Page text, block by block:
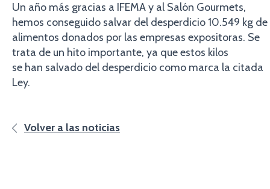
Un año más gracias a IFEMA y al Salón Gourmets,
hemos conseguido salvar del desperdicio 10.549 kg de
alimentos donados por las empresas expositoras. Se
trata de un hito importante, ya que estos kilos
se han salvado del desperdicio como marca la citada
Ley.
Volver a las noticias